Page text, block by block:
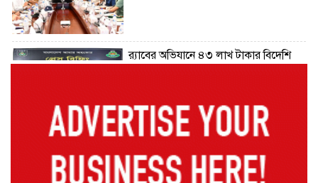
র‌্যাবের অভিযানে ৪৩ লাখ টাকার বিদেশি
আগামী পাঁচদিনের আবহাওয়া : বাড়ছে বৃষ্টি